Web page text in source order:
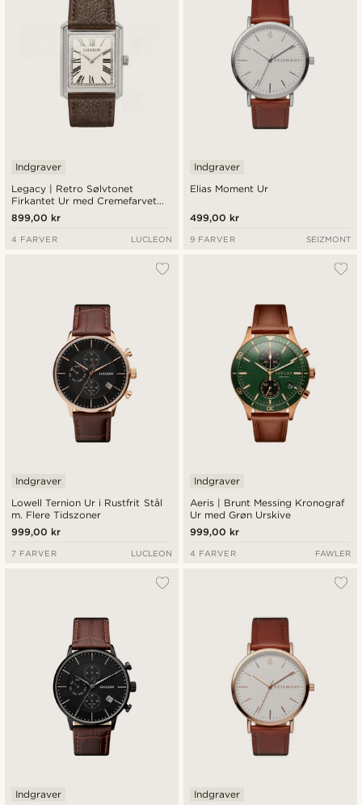
Legacy | Retro Sølvtonet
Firkantet Ur med Cremefarvet
Urskive, Romertal & Brun
Læderrem
Indgraver
899,00 kr
4 FARVER LUCLEON
Elias Moment Ur
Indgraver
499,00 kr
9 FARVER SEIZMONT
Lowell Ternion Ur i Rustfrit Stål
m. Flere Tidszoner
Indgraver
999,00 kr
7 FARVER LUCLEON
Aeris | Brunt Messing Kronograf
Ur med Grøn Urskive
Indgraver
999,00 kr
4 FARVER FAWLER
Indgraver Indgraver